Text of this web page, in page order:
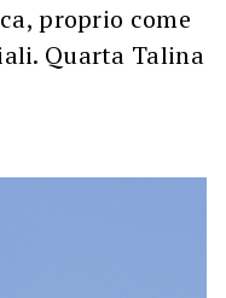
proprio come
Quarta Talina